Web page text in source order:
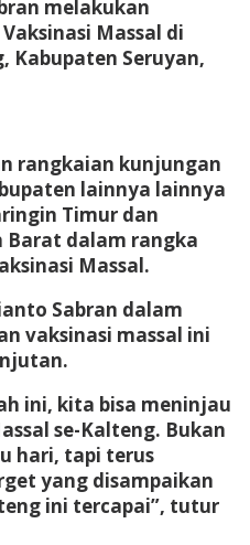
melakukan
Massal di
Kabupaten Seruyan,
rangkaian kunjungan
lainnya lainnya
Timur dan
Barat dalam rangka
Massal.
Sabran dalam
vaksinasi massal ini
ini, kita bisa meninjau
se-Kalteng. Bukan
hari, tapi terus
yang disampaikan
ini tercapai”, tutur